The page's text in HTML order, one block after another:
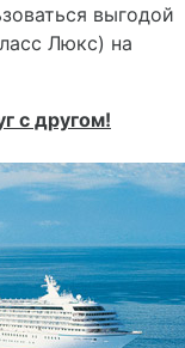
выгодой
Люкс) на
с другом!